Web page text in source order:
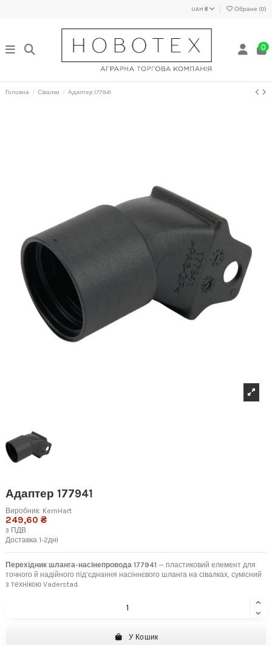
UAH ₴ Обране (0)
0
Головна Сівалки Адаптер 177941
Адаптер 177941
Виробник: KernHart
249,60 ₴
з ПДВ
Доставка 1-2дні
Перехідник шланга-насінепровода 177941 — пластиковий елемент для
точного й надійного під’єднання насіннєвого шланга на сівалках, сумісний
з технікою Vaderstad.
У Кошик